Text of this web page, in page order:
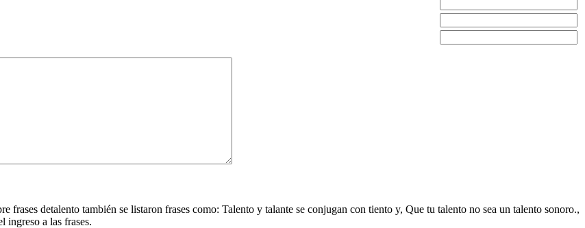
frases detalento también se listaron frases como: Talento y talante se conjugan con tiento y, Que tu talento no sea un talento sonoro.,
ingreso a las frases.